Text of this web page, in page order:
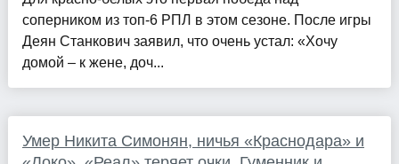
соперником из топ-6 РПЛ в этом сезоне. После игры
Деян Станкович заявил, что очень устал: «Хочу
домой – к жене, доч...
Умер Никита Симонян, ничья «Краснодара» и